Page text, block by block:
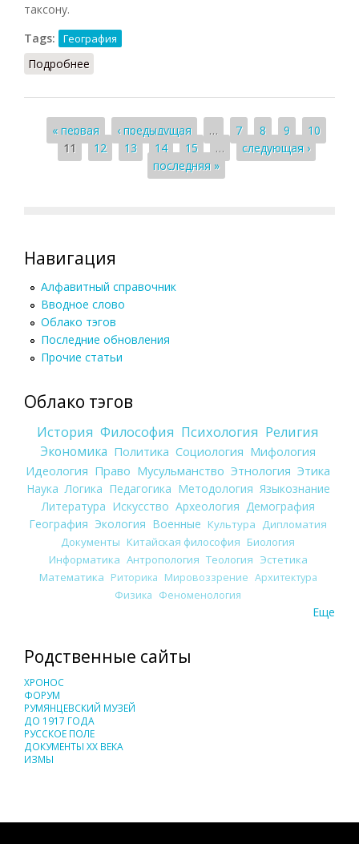
таксону.
Tags:
География
Подробнее
Страницы
« первая ‹ предыдущая … 7 8 9
10
11
12 13 14 15 …
следующая ›
последняя »
Навигация
Алфавитный справочник
Вводное слово
Облако тэгов
Последние обновления
Прочие статьи
Облако тэгов
История Философия Психология Религия
Экономика Политика Социология Мифология
Идеология Право Мусульманство Этнология Этика
Наука Логика Педагогика Методология Языкознание
Литература Искусство Археология Демография
География Экология Военные Культура
Дипломатия
Документы Китайская философия Биология
Информатика Антропология Теология Эстетика
Математика Риторика Мировоззрение Архитектура
Физика Феноменология
Еще
Родственные сайты
ХРОНОС
ФОРУМ
РУМЯНЦЕВСКИЙ МУЗЕЙ
ДО 1917 ГОДА
РУССКОЕ ПОЛЕ
ДОКУМЕНТЫ XX ВЕКА
ИЗМЫ